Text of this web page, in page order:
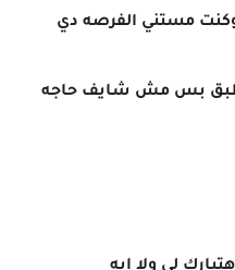
وكنت مستني الفرصه دي
بس مش شايف حاجه